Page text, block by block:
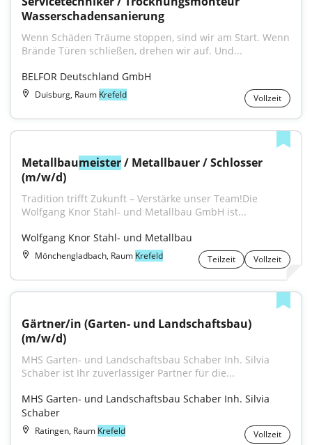
Wasserschadensanierung
Wenn Schäden Träume stoppen, sind wir am Start. Wenn
Brände Türen schließen, drehen wir auf. Und...
BELFOR Deutschland GmbH
Duisburg, Raum Krefeld Vollzeit
Metallbaumeister / Metallbauer / Schlosser
(m/w/d)
Tradition trifft Zukunft – Verstärke unser Team!Die
Wolfgang Knor Stahl- und Metallbau GmbH ist...
Wolfgang Knor Stahl- und Metallbau
Mönchengladbach, Raum Krefeld Teilzeit Vollzeit
Gärtner/in (Garten- und Landschaftsbau)
(m/w/d)
MHS Garten- und Landschaftsbau Schaber Inh. Silvia
Schaber ist Ihr zuverlässiger Partner für die...
MHS Garten- und Landschaftsbau Schaber Inh. Silvia
Schaber
Ratingen, Raum Krefeld Vollzeit